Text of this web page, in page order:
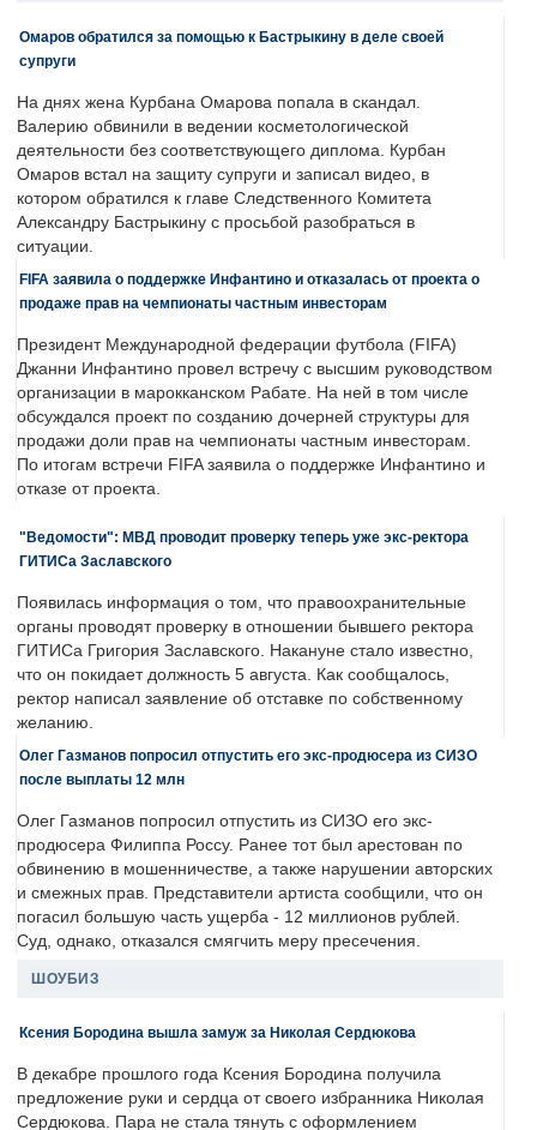
Омаров обратился за помощью к Бастрыкину в деле своей
супруги
На днях жена Курбана Омарова попала в скандал.
Валерию обвинили в ведении косметологической
деятельности без соответствующего диплома. Курбан
Омаров встал на защиту супруги и записал видео, в
котором обратился к главе Следственного Комитета
Александру Бастрыкину с просьбой разобраться в
ситуации.
FIFA заявила о поддержке Инфантино и отказалась от проекта о
продаже прав на чемпионаты частным инвесторам
Президент Международной федерации футбола (FIFA)
Джанни Инфантино провел встречу с высшим руководством
организации в марокканском Рабате. На ней в том числе
обсуждался проект по созданию дочерней структуры для
продажи доли прав на чемпионаты частным инвесторам.
По итогам встречи FIFA заявила о поддержке Инфантино и
отказе от проекта.
"Ведомости": МВД проводит проверку теперь уже экс-ректора
ГИТИСа Заславского
Появилась информация о том, что правоохранительные
органы проводят проверку в отношении бывшего ректора
ГИТИСа Григория Заславского. Накануне стало известно,
что он покидает должность 5 августа. Как сообщалось,
ректор написал заявление об отставке по собственному
желанию.
Олег Газманов попросил отпустить его экс-продюсера из СИЗО
после выплаты 12 млн
Олег Газманов попросил отпустить из СИЗО его экс-
продюсера Филиппа Россу. Ранее тот был арестован по
обвинению в мошенничестве, а также нарушении авторских
и смежных прав. Представители артиста сообщили, что он
погасил большую часть ущерба - 12 миллионов рублей.
Суд, однако, отказался смягчить меру пресечения.
ШОУБИЗ
Ксения Бородина вышла замуж за Николая Сердюкова
В декабре прошлого года Ксения Бородина получила
предложение руки и сердца от своего избранника Николая
Сердюкова. Пара не стала тянуть с оформлением